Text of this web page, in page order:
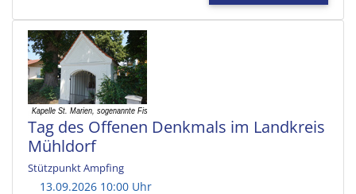
Tag des Offenen Denkmals im Landkreis
Mühldorf
Stützpunkt Ampfing
13.09.2026 10:00 Uhr